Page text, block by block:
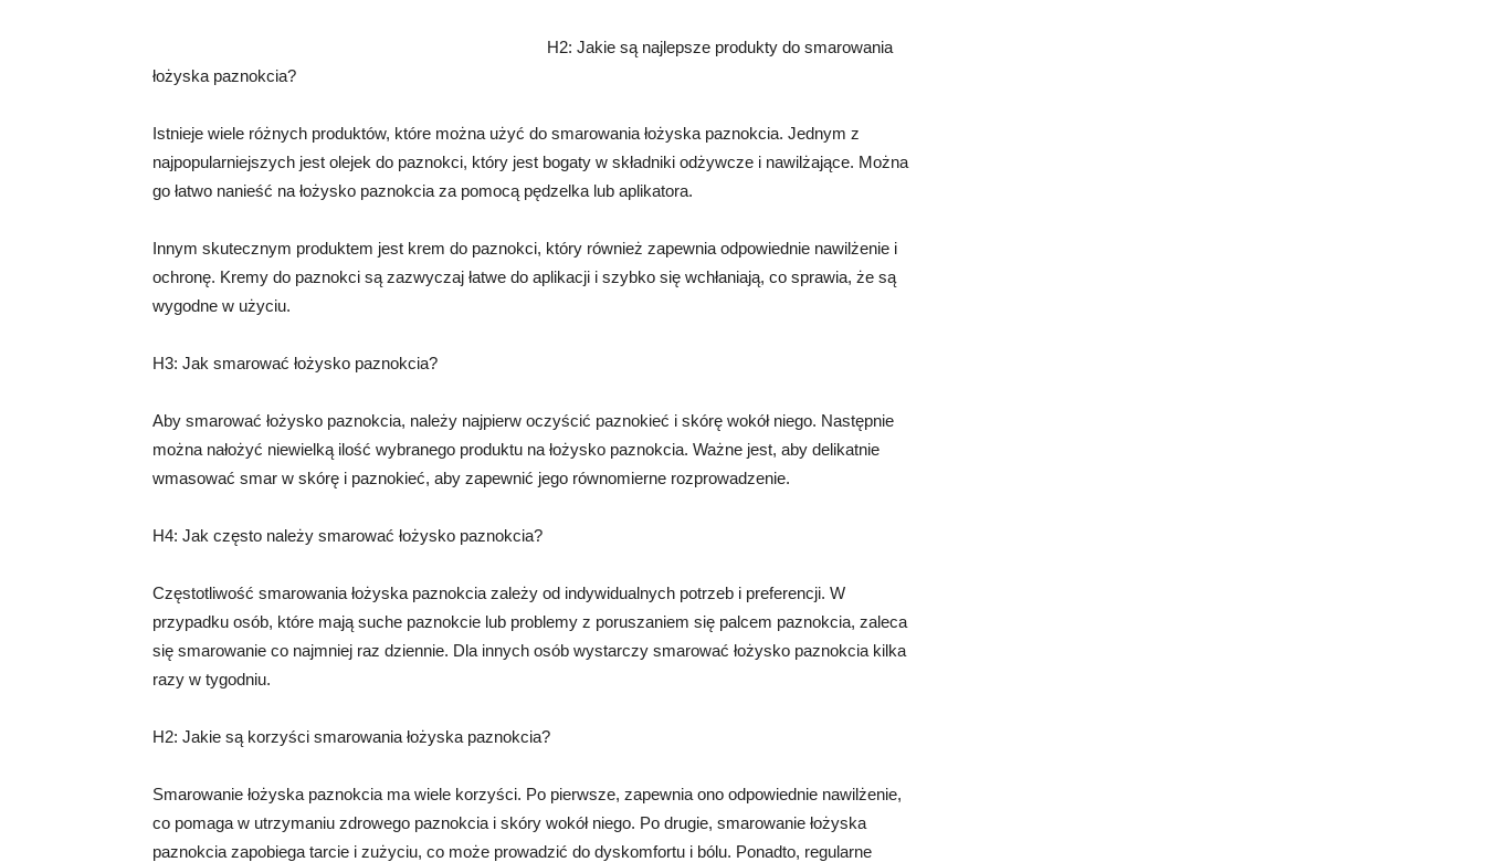
H2: Jakie są najlepsze produkty do smarowania
łożyska paznokcia?
Istnieje wiele różnych produktów, które można użyć do smarowania łożyska paznokcia. Jednym z
najpopularniejszych jest olejek do paznokci, który jest bogaty w składniki odżywcze i nawilżające. Można
go łatwo nanieść na łożysko paznokcia za pomocą pędzelka lub aplikatora.
Innym skutecznym produktem jest krem do paznokci, który również zapewnia odpowiednie nawilżenie i
ochronę. Kremy do paznokci są zazwyczaj łatwe do aplikacji i szybko się wchłaniają, co sprawia, że są
wygodne w użyciu.
H3: Jak smarować łożysko paznokcia?
Aby smarować łożysko paznokcia, należy najpierw oczyścić paznokieć i skórę wokół niego. Następnie
można nałożyć niewielką ilość wybranego produktu na łożysko paznokcia. Ważne jest, aby delikatnie
wmasować smar w skórę i paznokieć, aby zapewnić jego równomierne rozprowadzenie.
H4: Jak często należy smarować łożysko paznokcia?
Częstotliwość smarowania łożyska paznokcia zależy od indywidualnych potrzeb i preferencji. W
przypadku osób, które mają suche paznokcie lub problemy z poruszaniem się palcem paznokcia, zaleca
się smarowanie co najmniej raz dziennie. Dla innych osób wystarczy smarować łożysko paznokcia kilka
razy w tygodniu.
H2: Jakie są korzyści smarowania łożyska paznokcia?
Smarowanie łożyska paznokcia ma wiele korzyści. Po pierwsze, zapewnia ono odpowiednie nawilżenie,
co pomaga w utrzymaniu zdrowego paznokcia i skóry wokół niego. Po drugie, smarowanie łożyska
paznokcia zapobiega tarcie i zużyciu, co może prowadzić do dyskomfortu i bólu. Ponadto, regularne